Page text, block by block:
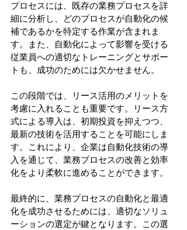
プロセスには、既存の業務プロセスを詳
細に分析し、どのプロセスが自動化の候
補であるかを特定する作業が含まれま
す。また、自動化によって影響を受ける
従業員への適切なトレーニングとサポー
トも、成功のためには欠かせません。
この段階では、リース活用のメリットを
考慮に入れることも重要です。リース方
式による導入は、初期投資を抑えつつ、
最新の技術を活用することを可能にしま
す。これにより、企業は自動化技術の導
入を通じて、業務プロセスの改善と効率
化をより柔軟に進めることができます。
最終的に、業務プロセスの自動化と最適
化を成功させるためには、適切なソリュ
ーションの選定が鍵となります。この選